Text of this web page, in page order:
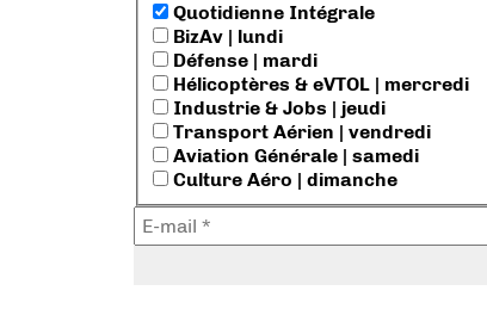
Quotidienne Intégrale
BizAv | lundi
Défense | mardi
Hélicoptères & eVTOL | mercredi
Industrie & Jobs | jeudi
Transport Aérien | vendredi
Aviation Générale | samedi
Culture Aéro | dimanche